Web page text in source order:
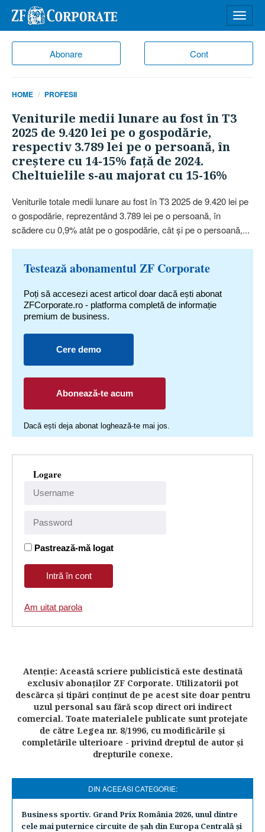
Abonare Cont
meniu
HOME PROFESII
Veniturile medii lunare au fost în T3
2025 de 9.420 lei pe o gospodărie,
respectiv 3.789 lei pe o persoană, în
creştere cu 14-15% faţă de 2024.
Cheltuielile s-au majorat cu 15-16%
Veniturile totale medii lunare au fost în T3 2025 de 9.420 lei pe
o gospodărie, reprezentând 3.789 lei pe o persoană, în
scădere cu 0,9% atât pe o gospodărie, cât şi pe o persoană,...
Testează abonamentul ZF Corporate
Poți să accesezi acest articol doar dacă ești abonat
ZFCorporate.ro - platforma completă de informație
premium de business.
Cere demo
Abonează-te acum
Dacă ești deja abonat loghează-te mai jos.
Logare
Pastrează-mă logat
Am uitat parola
Atenţie: Această scriere publicistică este destinată
exclusiv abonaţilor ZF Corporate. Utilizatorii pot
descărca şi tipări conţinut de pe acest site doar pentru
uzul personal sau fără scop direct ori indirect
comercial. Toate materialele publicate sunt protejate
de către Legea nr. 8/1996, cu modificările şi
completările ulterioare - privind dreptul de autor şi
drepturile conexe.
DIN ACEEASI CATEGORIE:
Business sportiv. Grand Prix România 2026, unul dintre
cele mai puternice circuite de şah din Europa Centrală şi